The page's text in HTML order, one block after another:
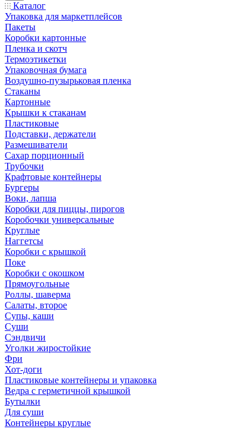
Каталог
Упаковка для маркетплейсов
Пакеты
Коробки картонные
Пленка и скотч
Термоэтикетки
Упаковочная бумага
Воздушно-пузырьковая пленка
Стаканы
Картонные
Крышки к стаканам
Пластиковые
Подставки, держатели
Размешиватели
Сахар порционный
Трубочки
Крафтовые контейнеры
Бургеры
Воки, лапша
Коробки для пиццы, пирогов
Коробочки универсальные
Круглые
Наггетсы
Коробки с крышкой
Поке
Коробки с окошком
Прямоугольные
Роллы, шаверма
Салаты, второе
Супы, каши
Суши
Сэндвичи
Уголки жиростойкие
Фри
Хот-доги
Пластиковые контейнеры и упаковка
Ведра с герметичной крышкой
Бутылки
Для суши
Контейнеры круглые